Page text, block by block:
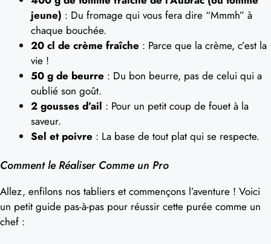
jeune) : Du fromage qui vous fera dire “Mmmh” à
chaque bouchée.
20 cl de crème fraîche : Parce que la crème, c’est la
vie !
50 g de beurre : Du bon beurre, pas de celui qui a
oublié son goût.
2 gousses d’ail : Pour un petit coup de fouet à la
saveur.
Sel et poivre : La base de tout plat qui se respecte.
Comment le Réaliser Comme un Pro
Allez, enfilons nos tabliers et commençons l’aventure ! Voici
un petit guide pas-à-pas pour réussir cette purée comme un
chef :